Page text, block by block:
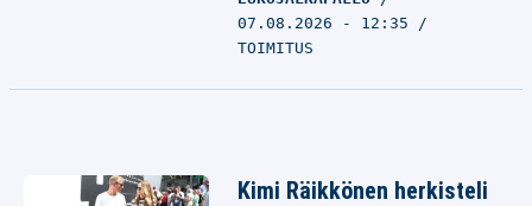
07.08.2026 - 12:35
TOIMITUS
Kimi Räikkönen herkisteli